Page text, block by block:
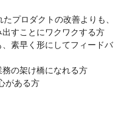
プロダクトの改善よりも、
すことにワクワクする方
素早く形にしてフィードバ
の架け橋になれる方
がある方